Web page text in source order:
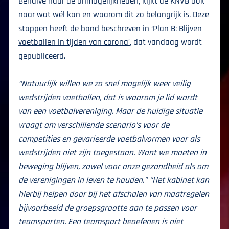
naar wat wél kan en waarom dit zo belangrijk is. Deze
stappen heeft de bond beschreven in ‘Plan B: Blijven
voetballen in tijden van corona’, dat vandaag wordt
gepubliceerd.
“Natuurlijk willen we zo snel mogelijk weer veilig
wedstrijden voetballen, dat is waarom je lid wordt
van een voetbalvereniging. Maar de huidige situatie
vraagt om verschillende scenario’s voor de
competities en gevarieerde voetbalvormen voor als
wedstrijden niet zijn toegestaan. Want we moeten in
beweging blijven, zowel voor onze gezondheid als om
de verenigingen in leven te houden.” “Het kabinet kan
hierbij helpen door bij het afschalen van maatregelen
bijvoorbeeld de groepsgrootte aan te passen voor
teamsporten. Een teamsport beoefenen is niet